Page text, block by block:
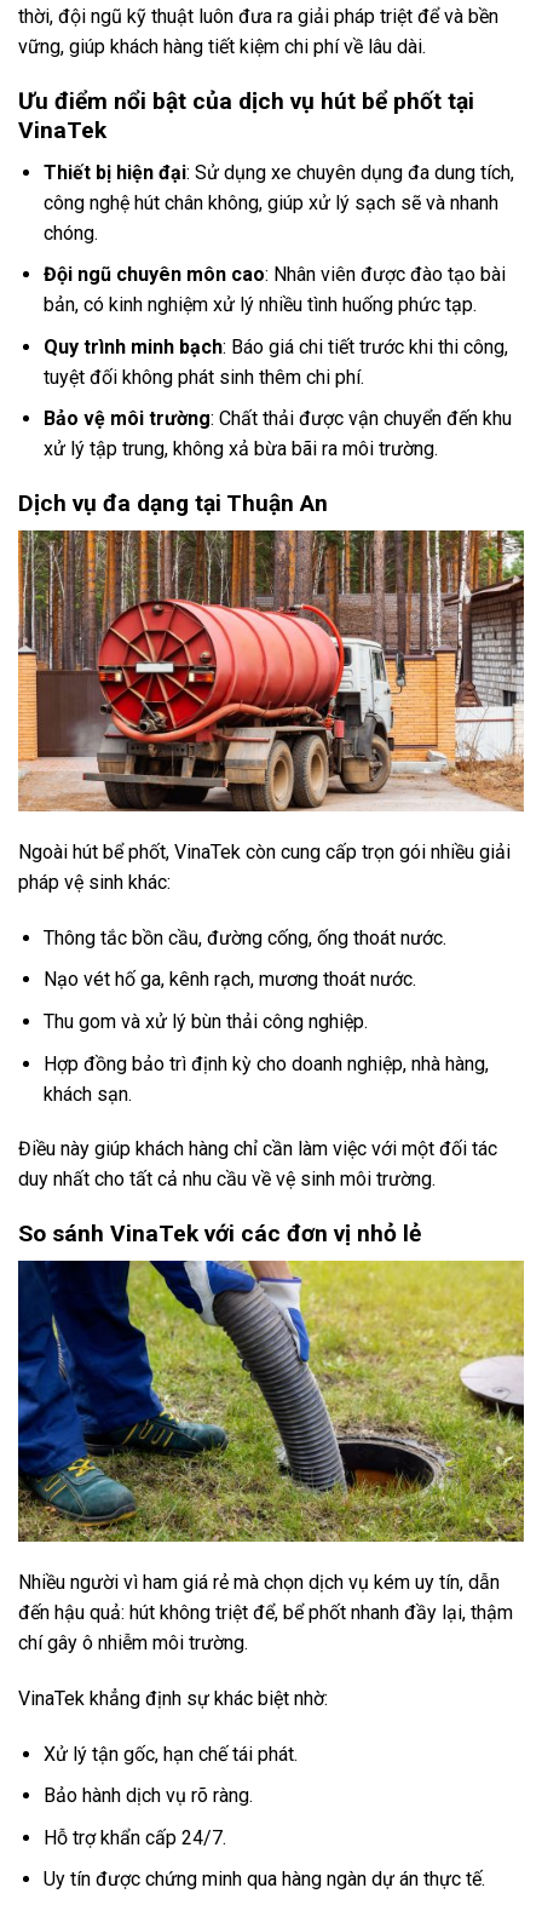
thời, đội ngũ kỹ thuật luôn đưa ra giải pháp triệt để và bền
vững, giúp khách hàng tiết kiệm chi phí về lâu dài.
Ưu điểm nổi bật của dịch vụ hút bể phốt tại
VinaTek
Thiết bị hiện đại: Sử dụng xe chuyên dụng đa dung tích,
công nghệ hút chân không, giúp xử lý sạch sẽ và nhanh
chóng.
Đội ngũ chuyên môn cao: Nhân viên được đào tạo bài
bản, có kinh nghiệm xử lý nhiều tình huống phức tạp.
Quy trình minh bạch: Báo giá chi tiết trước khi thi công,
tuyệt đối không phát sinh thêm chi phí.
Bảo vệ môi trường: Chất thải được vận chuyển đến khu
xử lý tập trung, không xả bừa bãi ra môi trường.
Dịch vụ đa dạng tại Thuận An
Ngoài hút bể phốt, VinaTek còn cung cấp trọn gói nhiều giải
pháp vệ sinh khác:
Thông tắc bồn cầu, đường cống, ống thoát nước.
Nạo vét hố ga, kênh rạch, mương thoát nước.
Thu gom và xử lý bùn thải công nghiệp.
Hợp đồng bảo trì định kỳ cho doanh nghiệp, nhà hàng,
khách sạn.
Điều này giúp khách hàng chỉ cần làm việc với một đối tác
duy nhất cho tất cả nhu cầu về vệ sinh môi trường.
So sánh VinaTek với các đơn vị nhỏ lẻ
Nhiều người vì ham giá rẻ mà chọn dịch vụ kém uy tín, dẫn
đến hậu quả: hút không triệt để, bể phốt nhanh đầy lại, thậm
chí gây ô nhiễm môi trường.
VinaTek khẳng định sự khác biệt nhờ:
Xử lý tận gốc, hạn chế tái phát.
Bảo hành dịch vụ rõ ràng.
Hỗ trợ khẩn cấp 24/7.
Uy tín được chứng minh qua hàng ngàn dự án thực tế.